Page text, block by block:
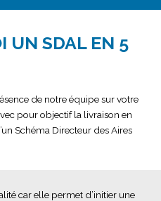
UN SDAL EN 5
de notre équipe sur votre
pour objectif la livraison en
Schéma Directeur des Aires
car elle permet d’initier une